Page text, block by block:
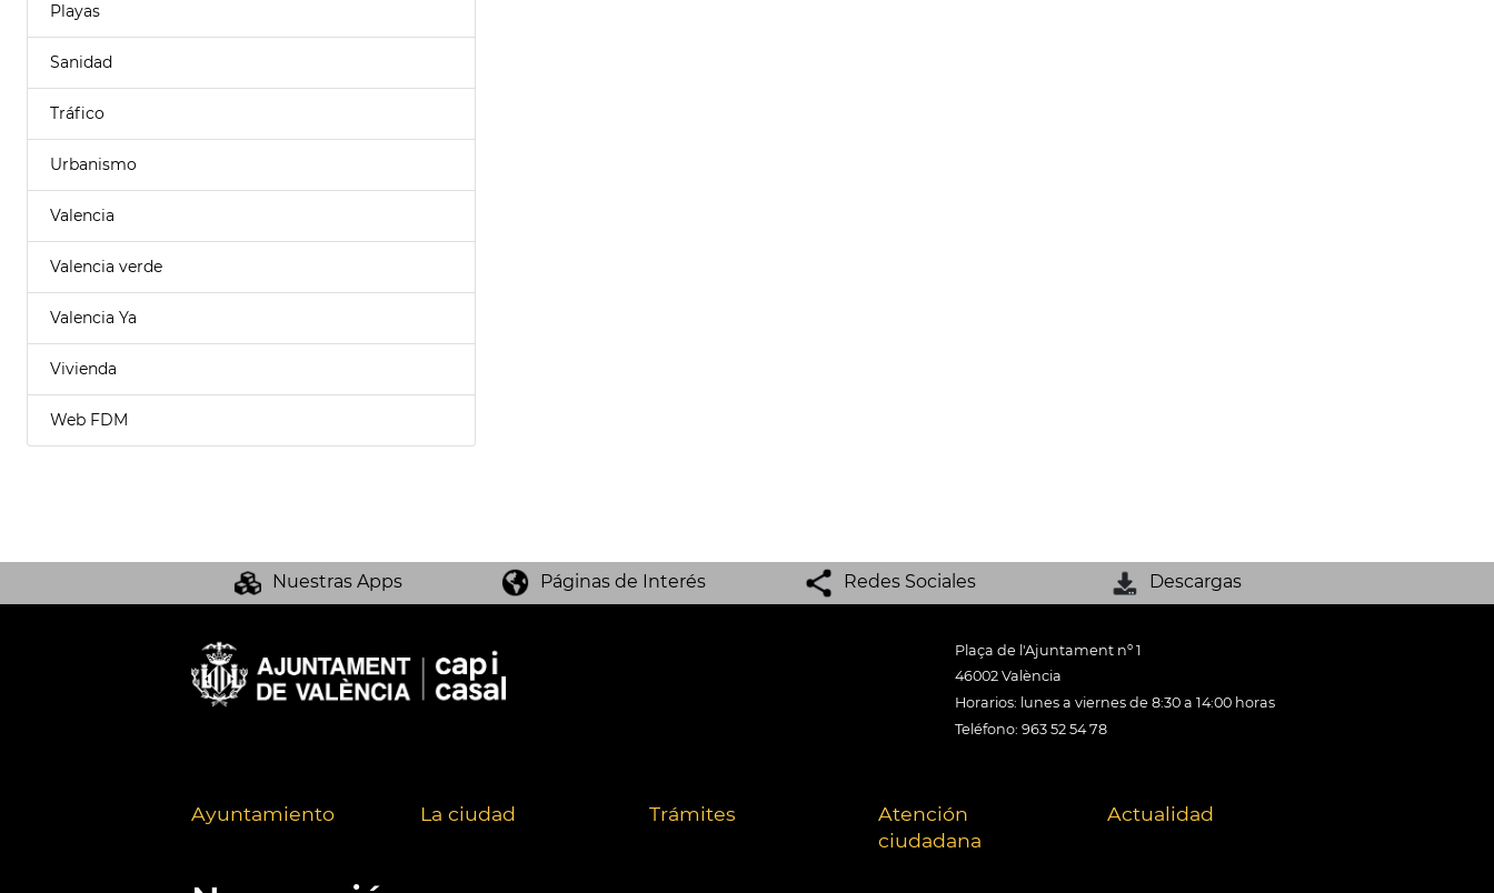
Playas
Sanidad
Tráfico
Urbanismo
Valencia
Valencia verde
Valencia Ya
Vivienda
Web FDM
Nuestras Apps Páginas de Interés Redes Sociales Descargas
Plaça de l'Ajuntament nº 1
46002 València
Horarios: lunes a viernes de 8:30 a 14:00 horas
Teléfono: 963 52 54 78
Ayuntamiento La ciudad Trámites
Atención
ciudadana
Actualidad